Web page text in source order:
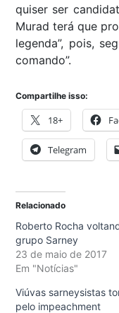
quiser ser
Murad terá que
legenda”, pois,
comando”.
Compartilhe isso:
18+
Telegram
Relacionado
Roberto Rocha
grupo Sarney
23 de maio de 2017
Em "Notícias"
Viúvas sarneysistas
pelo impeachment